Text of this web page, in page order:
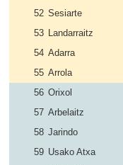
52 Sesiarte
53 Landarraitz
54 Adarra
55 Arrola
56 Orixol
57 Arbelaitz
58 Jarindo
59 Usako Atxa